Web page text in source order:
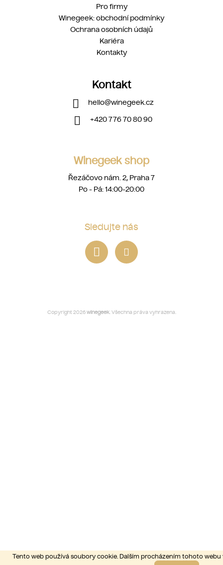
Tento web používá soubory cookie. Dalším procházením tohoto webu
Pro firmy
Winegeek: obchodní podmínky
Ochrana osobních údajů
Kariéra
Kontakty
Kontakt
hello@winegeek.cz
+420 776 70 80 90
Winegeek shop
Řezáčovo nám. 2, Praha 7
Po - Pá: 14:00-20:00
Sledujte nás
Copyright 2026winegeek. Všechna práva vyhrazena.